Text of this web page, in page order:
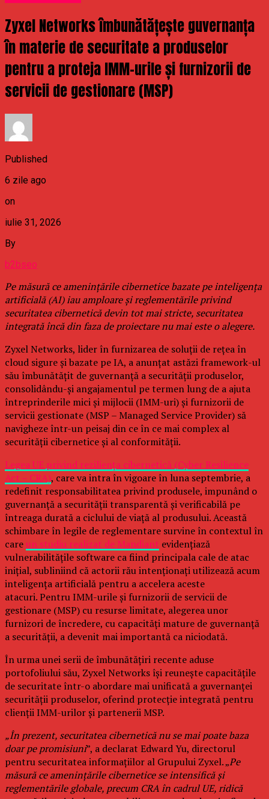
Zyxel Networks îmbunătățește guvernanța
în materie de securitate a produselor
pentru a proteja IMM-urile și furnizorii de
servicii de gestionare (MSP)
Published
6 zile ago
on
iulie 31, 2026
By
b2bseo
Pe măsură ce amenințările cibernetice bazate pe inteligența
artificială (AI) iau amploare și reglementările privind
securitatea cibernetică devin tot mai stricte, securitatea
integrată încă din faza de proiectare nu mai este o alegere.
Zyxel Networks, lider în furnizarea de soluții de rețea în
cloud sigure și bazate pe IA, a anunțat astăzi framework-ul
său îmbunătățit de guvernanță a securității produselor,
consolidându-și angajamentul pe termen lung de a ajuta
întreprinderile mici și mijlocii (IMM-uri) și furnizorii de
servicii gestionate (MSP – Managed Service Provider) să
navigheze într-un peisaj din ce în ce mai complex al
securității cibernetice și al conformității.
Legea UE privind reziliența cibernetică (Cyber Resilience
Act – CRA), care va intra în vigoare în luna septembrie, a
redefinit responsabilitatea privind produsele, impunând o
guvernanță a securității transparentă și verificabilă pe
întreaga durată a ciclului de viață al produsului. Această
schimbare în legile de reglementare survine în contextul în
careun studiu realizat de Mandiant evidențiază
vulnerabilitățile software ca fiind principala cale de atac
inițial, subliniind că actorii rău intenționați utilizează acum
inteligența artificială pentru a accelera aceste
atacuri. Pentru IMM-urile și furnizorii de servicii de
gestionare (MSP) cu resurse limitate, alegerea unor
furnizori de încredere, cu capacități mature de guvernanță
a securității, a devenit mai importantă ca niciodată.
În urma unei serii de îmbunătățiri recente aduse
portofoliului său, Zyxel Networks își reunește capacitățile
de securitate într-o abordare mai unificată a guvernanței
securității produselor, oferind protecție integrată pentru
clienții IMM-urilor și partenerii MSP.
„În prezent, securitatea cibernetică nu se mai poate baza
doar pe promisiuni”, a declarat Edward Yu, directorul
pentru securitatea informațiilor al Grupului Zyxel. „Pe
măsură ce amenințările cibernetice se intensifică și
reglementările globale, precum CRA în cadrul UE, ridică